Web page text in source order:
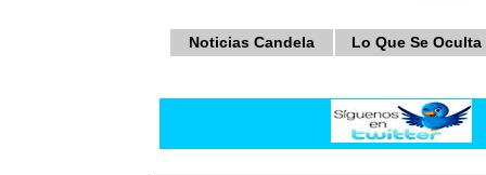
Noticias Candela Lo Que Se Oculta